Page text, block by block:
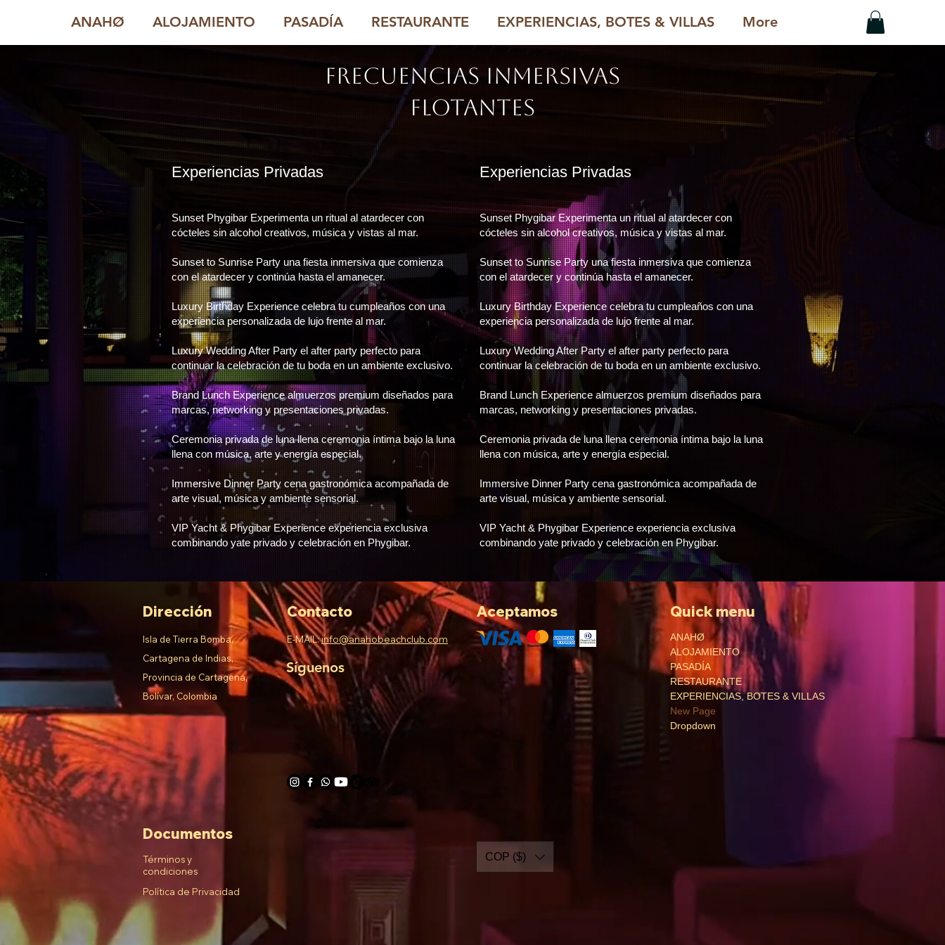
ANAHØ ALOJAMIENTO PASADÍA RESTAURANTE EXPERIENCIAS, BOTES & VILLAS More
FRECUENCIAS INMERSIVAS
FLOTANTES
​Experiencias Privadas
Sunset Phygibar Experimenta un ritual al atardecer con
cócteles sin alcohol creativos, música y vistas al mar.
Sunset to Sunrise Party una fiesta inmersiva que comienza
con el atardecer y continúa hasta el amanecer.
Luxury Birthday Experience celebra tu cumpleaños con una
experiencia personalizada de lujo frente al mar.
Luxury Wedding After Party el after party perfecto para
continuar la celebración de tu boda en un ambiente exclusivo.
Brand Lunch Experience almuerzos premium diseñados para
marcas, networking y presentaciones privadas.
Ceremonia privada de luna llena ceremonia íntima bajo la luna
llena con música, arte y energía especial.
Immersive Dinner Party cena gastronómica acompañada de
arte visual, música y ambiente sensorial.
VIP Yacht & Phygibar Experience experiencia exclusiva
combinando yate privado y celebración en Phygibar.
​Experiencias Privadas
Sunset Phygibar Experimenta un ritual al atardecer con
cócteles sin alcohol creativos, música y vistas al mar.
Sunset to Sunrise Party una fiesta inmersiva que comienza
con el atardecer y continúa hasta el amanecer.
Luxury Birthday Experience celebra tu cumpleaños con una
experiencia personalizada de lujo frente al mar.
Luxury Wedding After Party el after party perfecto para
continuar la celebración de tu boda en un ambiente exclusivo.
Brand Lunch Experience almuerzos premium diseñados para
marcas, networking y presentaciones privadas.
Ceremonia privada de luna llena ceremonia íntima bajo la luna
llena con música, arte y energía especial.
Immersive Dinner Party cena gastronómica acompañada de
arte visual, música y ambiente sensorial.
VIP Yacht & Phygibar Experience experiencia exclusiva
combinando yate privado y celebración en Phygibar.
Dirección
Isla de Tierra Bomba,
Cartagena de Indias,
Provincia de Cartagena,
Bolívar, Colombia
Contacto
E-MAIL:info@anahobeachclub.com
Síguenos
Aceptamos Quick menu
ANAHØ
ALOJAMIENTO
PASADÍA
RESTAURANTE
EXPERIENCIAS, BOTES & VILLAS
New Page
Dropdown
Documentos
Términos y
condiciones
COP ($)
Política de Privacidad